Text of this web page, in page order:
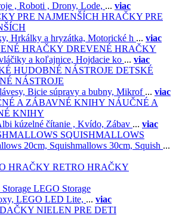
, Roboti , Drony, Lode, ... viac
HRAČKY PRE
Hrkálky a hryzátka, Motorické h ... viac
DREVENÉ HRAČKY
a koľajnice, Hojdacie ko ... viac
DETSKÉ
NÁSTROJE
Bicie súpravy a bubny, Mikrof ... viac
NÁUČNÉ A
KNIHY
kúzelné čítanie , Kvído, Zábav ... viac
SQUISHMALLOWS
20cm, Squishmallows 30cm, Squish ...
RETRO HRAČKY
LEGO Storage
LEGO LED Lite, ... viac